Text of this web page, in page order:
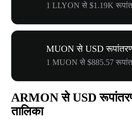
1 LLYON से $1.19K
MUON से USD
1 MUON से $885.57
ARMON से USD
तालिका